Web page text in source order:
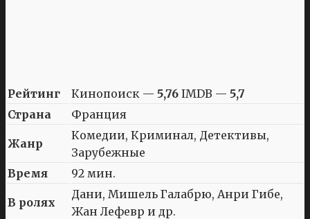
Рейтинг Кинопоиск — 5,76 IMDB — 5,7
Страна
Франция
Жанр
Комедии, Криминал, Детективы,
Зарубежные
Время
92 мин.
В ролях
Дани, Мишель Галабрю, Анри Гибе,
Жан Лефевр и др.